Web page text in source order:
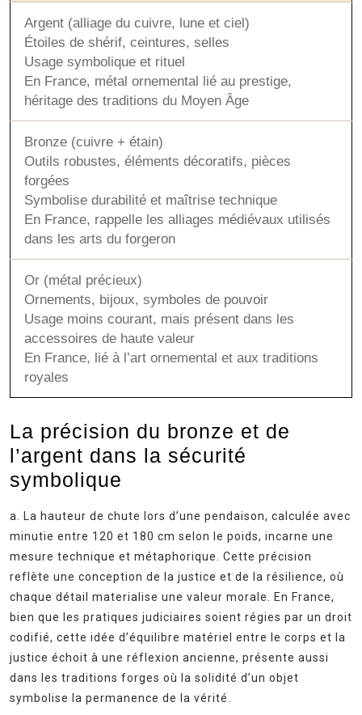
Argent (alliage du cuivre, lune et ciel)
Étoiles de shérif, ceintures, selles
Usage symbolique et rituel
En France, métal ornemental lié au prestige,
héritage des traditions du Moyen Âge
Bronze (cuivre + étain)
Outils robustes, éléments décoratifs, pièces
forgées
Symbolise durabilité et maîtrise technique
En France, rappelle les alliages médiévaux utilisés
dans les arts du forgeron
Or (métal précieux)
Ornements, bijoux, symboles de pouvoir
Usage moins courant, mais présent dans les
accessoires de haute valeur
En France, lié à l’art ornemental et aux traditions
royales
La précision du bronze et de
l’argent dans la sécurité
symbolique
a. La hauteur de chute lors d’une pendaison, calculée avec
minutie entre 120 et 180 cm selon le poids, incarne une
mesure technique et métaphorique. Cette précision
reflète une conception de la justice et de la résilience, où
chaque détail materialise une valeur morale. En France,
bien que les pratiques judiciaires soient régies par un droit
codifié, cette idée d’équilibre matériel entre le corps et la
justice échoit à une réflexion ancienne, présente aussi
dans les traditions forges où la solidité d’un objet
symbolise la permanence de la vérité.